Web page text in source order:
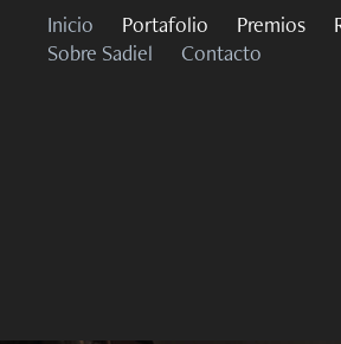
Inicio Portafolio Premios
Sobre Sadiel
Contacto